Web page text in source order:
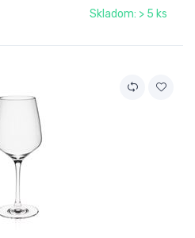
Skladom: > 5 ks